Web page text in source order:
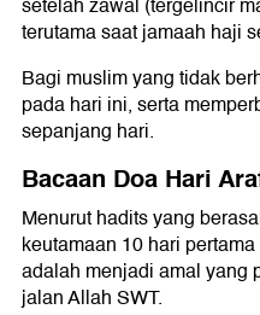
terutama saat jamaah haji
Bagi muslim yang tidak
pada hari ini, serta
sepanjang hari.
Bacaan Doa Hari
Menurut hadits yang
keutamaan 10 hari
adalah menjadi amal yang
jalan Allah SWT.